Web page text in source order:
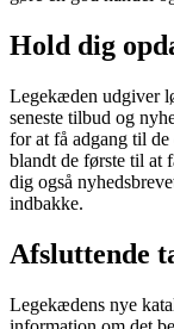
Hold dig
Legekæden udgiver
seneste tilbud og
for at få adgang til
blandt de første til at
dig også
indbakke.
Afsluttende
Legekædens nye